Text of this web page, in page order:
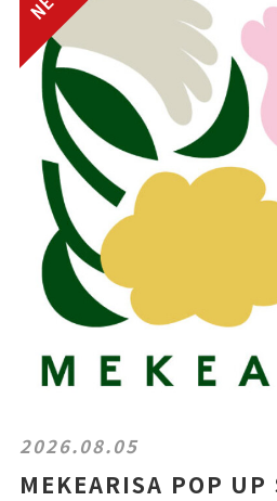
2026.08.05
MEKEARISA POP UP